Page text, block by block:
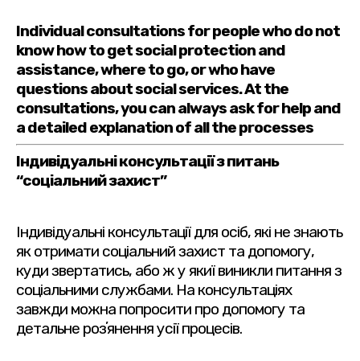
Individual consultations for people who do not
know how to get social protection and
assistance, where to go, or who have
questions about social services. At the
consultations, you can always ask for help and
a detailed explanation of all the processes
Індивідуальні консультації з питань
“соціальний захист”
Індивідуальні консультації для осіб, які не знають
як отримати соціальний захист та допомогу,
куди звертатись, або ж у якиї виникли питання з
соціальними службами. На консультаціях
завжди можна попросити про допомогу та
детальне розʼянення усії процесів.